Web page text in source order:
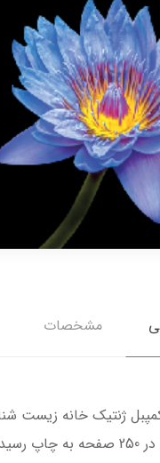
مشخصات
کمپبل ژنتیک خانه
است.